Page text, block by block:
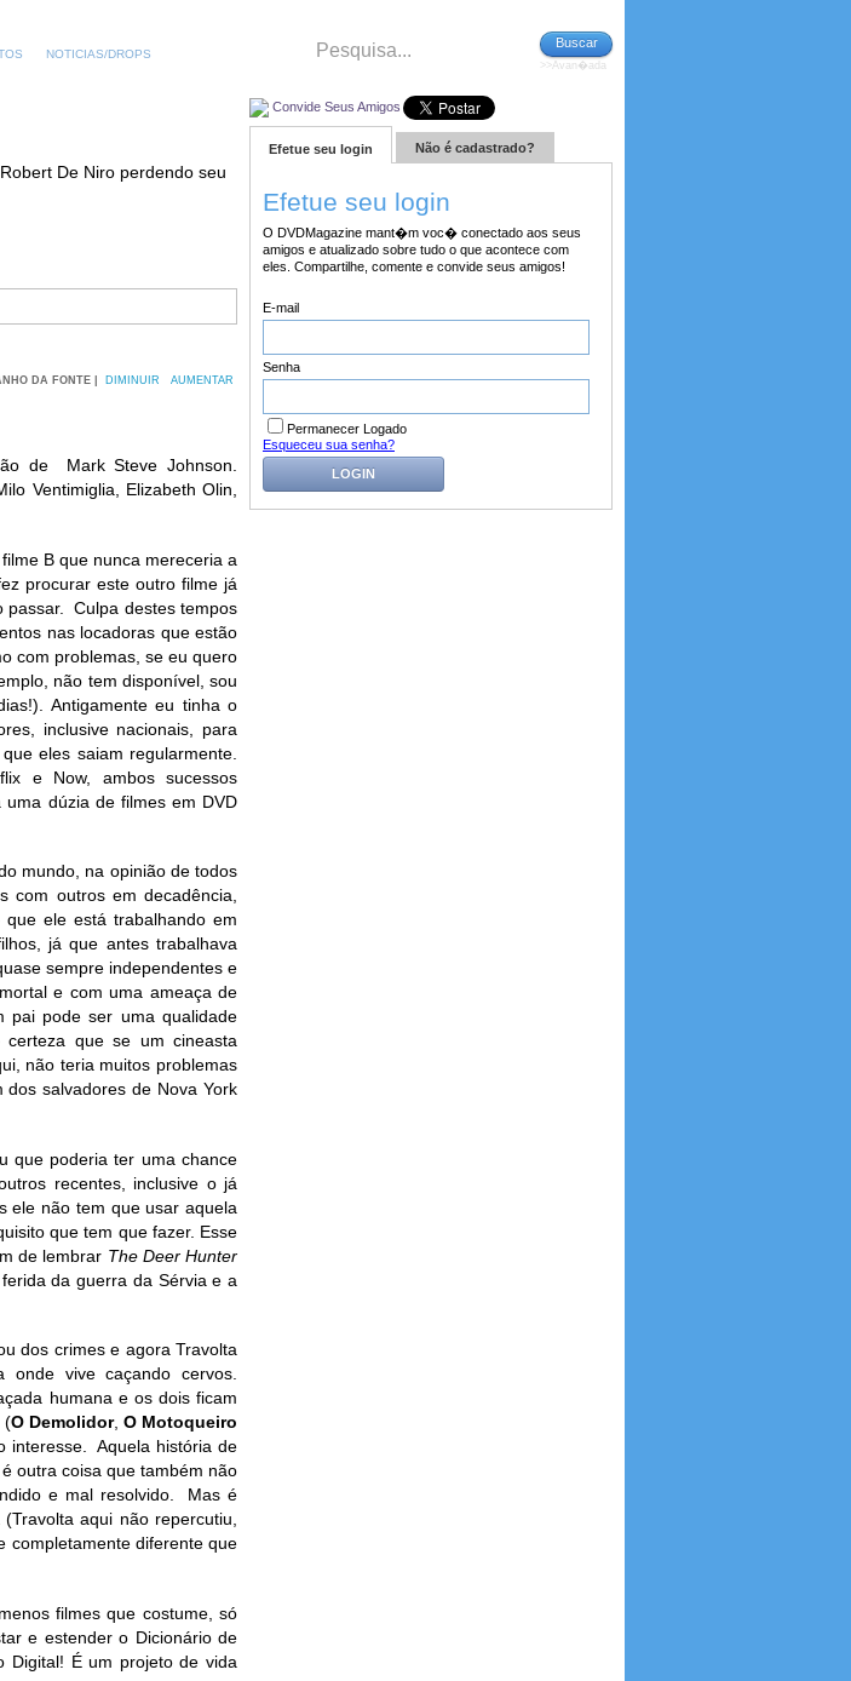
NOTICIAS/DROPS
Buscar
>>Avan�ada
De Niro perdendo seu
DA FONTE | DIMINUIR AUMENTAR
de Mark Steve Johnson.
Ventimiglia, Elizabeth Olin,
filme B que nunca mereceria a
procurar este outro filme já
passar. Culpa destes tempos
nas locadoras que estão
com problemas, se eu quero
não tem disponível, sou
Antigamente eu tinha o
inclusive nacionais, para
eles saiam regularmente.
e Now, ambos sucessos
dúzia de filmes em DVD
mundo, na opinião de todos
com outros em decadência,
ele está trabalhando em
já que antes trabalhava
sempre independentes e
e com uma ameaça de
pai pode ser uma qualidade
que se um cineasta
não teria muitos problemas
salvadores de Nova York
que poderia ter uma chance
recentes, inclusive o já
ele não tem que usar aquela
que tem que fazer. Esse
de lembrar The Deer Hunter
da guerra da Sérvia e a
dos crimes e agora Travolta
onde vive caçando cervos.
humana e os dois ficam
(O Demolidor, O Motoqueiro
interesse. Aquela história de
outra coisa que também não
e mal resolvido. Mas é
aqui não repercutiu,
completamente diferente que
filmes que costume, só
e estender o Dicionário de
Digital! É um projeto de vida
Convide Seus Amigos
Efetue seu login Não é cadastrado?
Efetue seu login
O DVDMagazine mant�m voc� conectado aos seus
amigos e atualizado sobre tudo o que acontece com
eles. Compartilhe, comente e convide seus amigos!
E-mail
Senha
Permanecer Logado
Esqueceu sua senha?
LOGIN